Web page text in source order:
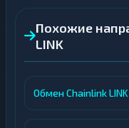
Похожие
LINK
Обмен Chainlink